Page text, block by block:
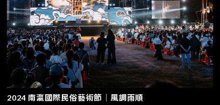
2024 南瀛國際民俗藝術節｜風調雨順